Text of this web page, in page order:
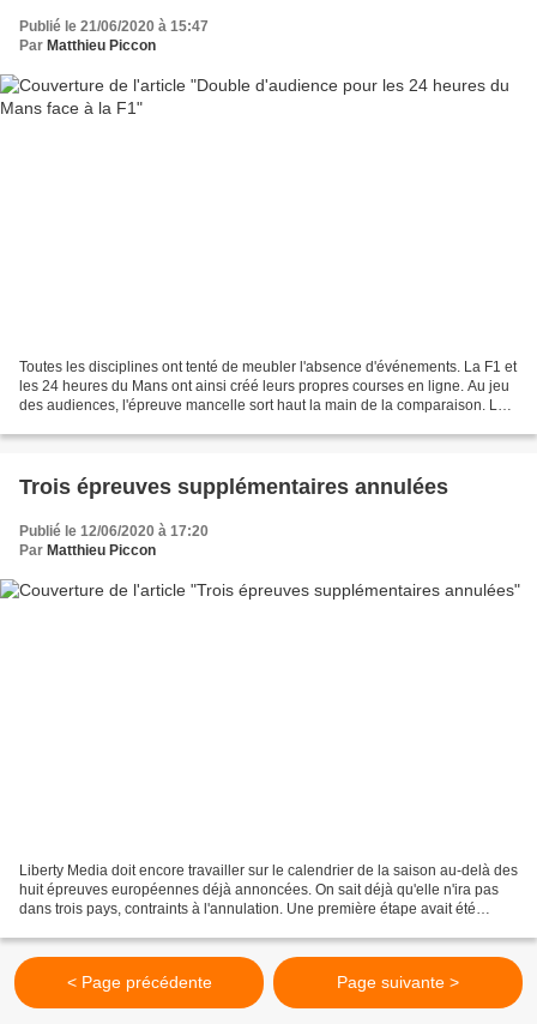
Publié le 21/06/2020 à 15:47
Par Matthieu Piccon
Toutes les disciplines ont tenté de meubler l'absence d'événements. La F1 et
les 24 heures du Mans ont ainsi créé leurs propres courses en ligne. Au jeu
des audiences, l'épreuve mancelle sort haut la main de la comparaison. Le
Trois épreuves supplémentaires annulées
Publié le 12/06/2020 à 17:20
Par Matthieu Piccon
Liberty Media doit encore travailler sur le calendrier de la saison au-delà des
huit épreuves européennes déjà annoncées. On sait déjà qu'elle n'ira pas
dans trois pays, contraints à l'annulation. Une première étape avait été
< Page précédente Page suivante >